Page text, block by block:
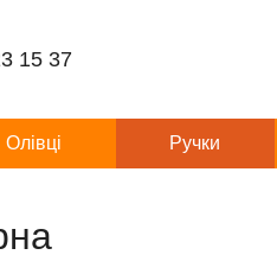
15 37
Олівці Ручки